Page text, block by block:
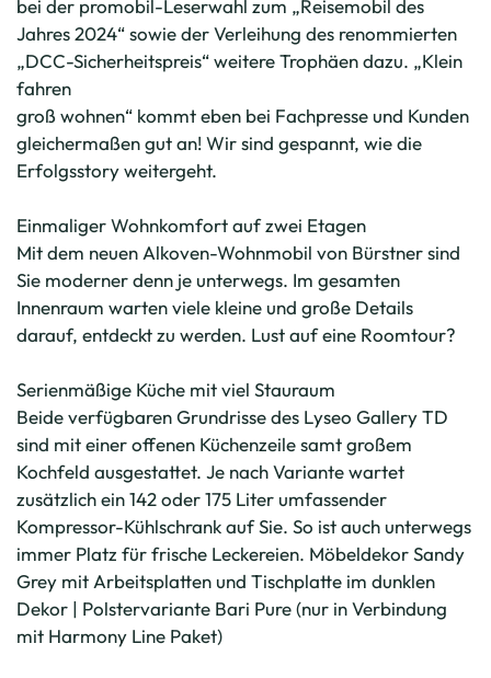
bei der promobil-Leserwahl zum „Reisemobil des
Jahres 2024“ sowie der Verleihung des renommierten
„DCC-Sicherheitspreis“ weitere Trophäen dazu. „Klein
fahren
groß wohnen“ kommt eben bei Fachpresse und Kunden
gleichermaßen gut an! Wir sind gespannt, wie die
Erfolgsstory weitergeht.
Einmaliger Wohnkomfort auf zwei Etagen
Mit dem neuen Alkoven-Wohnmobil von Bürstner sind
Sie moderner denn je unterwegs. Im gesamten
Innenraum warten viele kleine und große Details
darauf, entdeckt zu werden. Lust auf eine Roomtour?
Serienmäßige Küche mit viel Stauraum
Beide verfügbaren Grundrisse des Lyseo Gallery TD
sind mit einer offenen Küchenzeile samt großem
Kochfeld ausgestattet. Je nach Variante wartet
zusätzlich ein 142 oder 175 Liter umfassender
Kompressor-Kühlschrank auf Sie. So ist auch unterwegs
immer Platz für frische Leckereien. Möbeldekor Sandy
Grey mit Arbeitsplatten und Tischplatte im dunklen
Dekor | Polstervariante Bari Pure (nur in Verbindung
mit Harmony Line Paket)